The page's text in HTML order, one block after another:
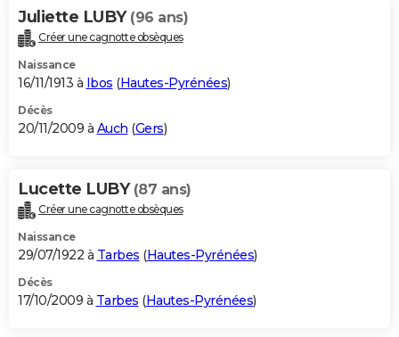
Juliette LUBY (96 ans)
Créer une cagnotte obsèques
Naissance
16/11/1913 à Ibos (Hautes-Pyrénées)
Décès
20/11/2009 à Auch (Gers)
Lucette LUBY (87 ans)
Créer une cagnotte obsèques
Naissance
29/07/1922 à Tarbes (Hautes-Pyrénées)
Décès
17/10/2009 à Tarbes (Hautes-Pyrénées)